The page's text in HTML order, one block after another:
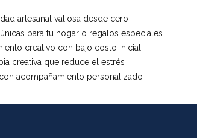
artesanal valiosa desde cero
para tu hogar o regalos especiales
creativo con bajo costo inicial
creativa que reduce el estrés
acompañamiento personalizado